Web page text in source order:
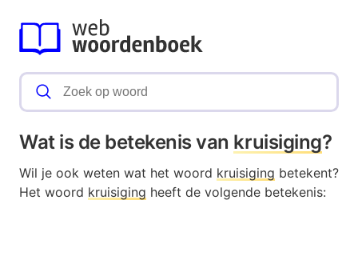
Wat is de betekenis van kruisiging?
Wil je ook weten wat het woord kruisiging betekent?
Het woord kruisiging heeft de volgende betekenis: